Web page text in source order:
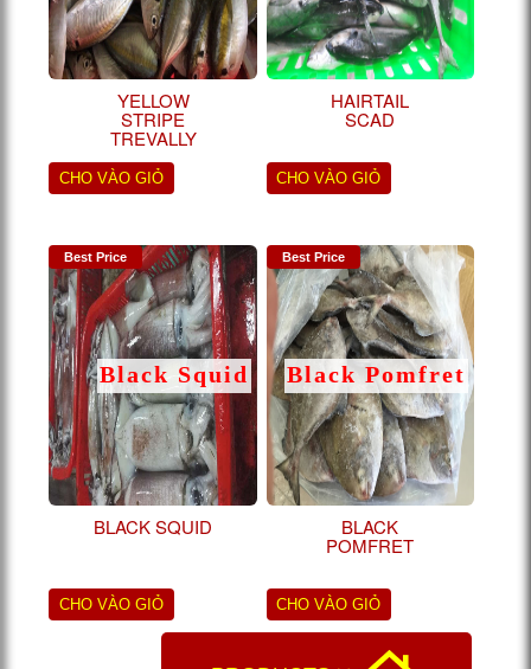
YELLOW
STRIPE
TREVALLY
CHO VÀO GIỎ
HAIRTAIL
SCAD
CHO VÀO GIỎ
Best Price
BLACK SQUID
Black Squid
CHO VÀO GIỎ
Best Price
BLACK
POMFRET
Black Pomfret
CHO VÀO GIỎ